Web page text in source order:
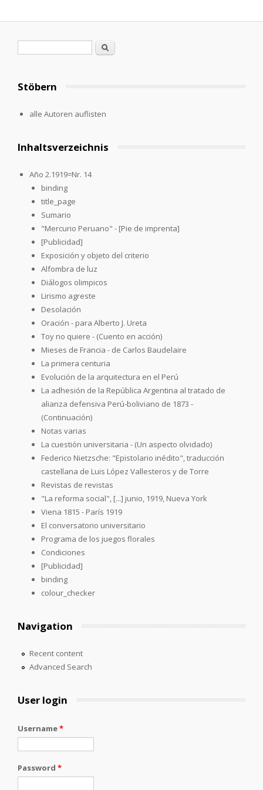
Search
Stöbern
alle Autoren auflisten
Inhaltsverzeichnis
Año 2.1919=Nr. 14
binding
title_page
Sumario
"Mercurio Peruano" - [Pie de imprenta]
[Publicidad]
Exposición y objeto del criterio
Alfombra de luz
Diálogos olimpicos
Lirismo agreste
Desolación
Oración - para Alberto J. Ureta
Toy no quiere - (Cuento en acción)
Mieses de Francia - de Carlos Baudelaire
La primera centuria
Evolución de la arquitectura en el Perú
La adhesión de la República Argentina al tratado de
alianza defensiva Perú-boliviano de 1873 -
(Continuación)
Notas varias
La cuestión universitaria - (Un aspecto olvidado)
Federico Nietzsche: "Epistolario inédito", traducción
castellana de Luis López Vallesteros y de Torre
Revistas de revistas
"La reforma social", [...] junio, 1919, Nueva York
Viena 1815 - París 1919
El conversatorio universitario
Programa de los juegos florales
Condiciones
[Publicidad]
binding
colour_checker
Navigation
Recent content
Advanced Search
User login
Username*
Password *